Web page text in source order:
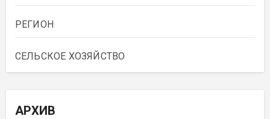
РЕГИОН
СЕЛЬСКОЕ ХОЗЯЙСТВО
АРХИВ